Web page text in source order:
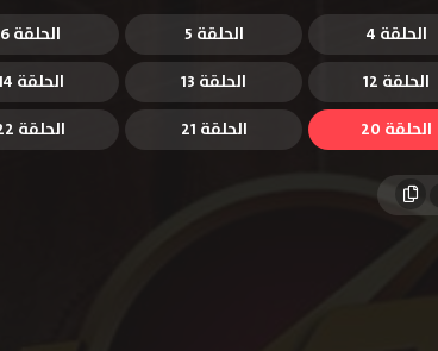
الحلقة 4 الحلقة 5 الحلقة 6
الحلقة 12 الحلقة 13 الحلقة 14
الحلقة 20 الحلقة 21 الحلقة 22